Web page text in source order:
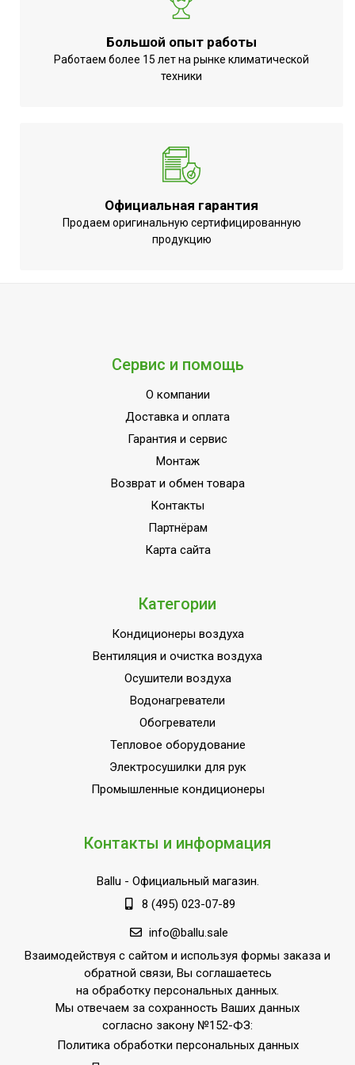
Эффективен для помещ.
площадью до
Регулировка
Да (при использовании
терморегулятора)
Аварийное отключение
при сильном наклоне или
опрокидывании
1.5
Вариант размещения
элементов в комплекте
Да
Нет
220 - 240
Потолочная
ПЛОЩАДЬ ПОМЕЩЕНИЯ
Материал корпуса Нержавеющая сталь
Защита от перегрева
Да (при использовании
терморегулятора)
Область применения
Полупромышленное
оборудование (для
коммерческого и
1,50
Страна производства
РОССИЯ
Поворотный кронштейн
Нет
Выносной термостат
Доп.опция
Большой опыт работы
Работаем более 15 лет на рынке климатической
техники
Официальная гарантия
Продаем оригинальную сертифицированную
продукцию
Сервис и помощь
О компании
Доставка и оплата
Гарантия и сервис
Монтаж
Возврат и обмен товара
Контакты
Партнёрам
Карта сайта
Категории
Кондиционеры воздуха
Вентиляция и очистка воздуха
Осушители воздуха
Водонагреватели
Обогреватели
Тепловое оборудование
Электросушилки для рук
Промышленные кондиционеры
Контакты и информация
Ballu - Официальный магазин.
8 (495) 023-07-89
info@ballu.sale
Взаимодействуя с сайтом и используя формы заказа и
обратной связи, Вы соглашаетесь
на обработку персональных данных.
Мы отвечаем за сохранность Ваших данных
согласно закону №152-ФЗ:
Политика обработки персональных данных